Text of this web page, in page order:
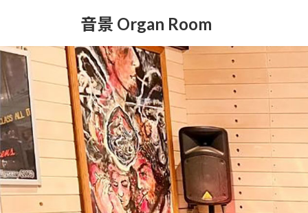
ン
ツ
へ
ス
キ
ッ
プ
ー
シ
ョ
ン
に
移
動
音景 Organ Room